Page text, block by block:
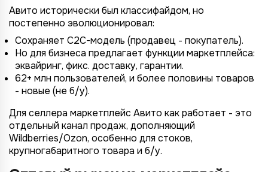
Авито исторически был классифайдом, но
постепенно эволюционировал:
Сохраняет C2C-модель (продавец - покупатель).
Но для бизнеса предлагает функции маркетплейса:
эквайринг, фикс. доставку, гарантии.
62+ млн пользователей, и более половины товаров
- новые (не б/у).
Для селлера маркетплейс Авито как работает - это
отдельный канал продаж, дополняющий
Wildberries/Ozon, особенно для стоков,
крупногабаритного товара и б/у.